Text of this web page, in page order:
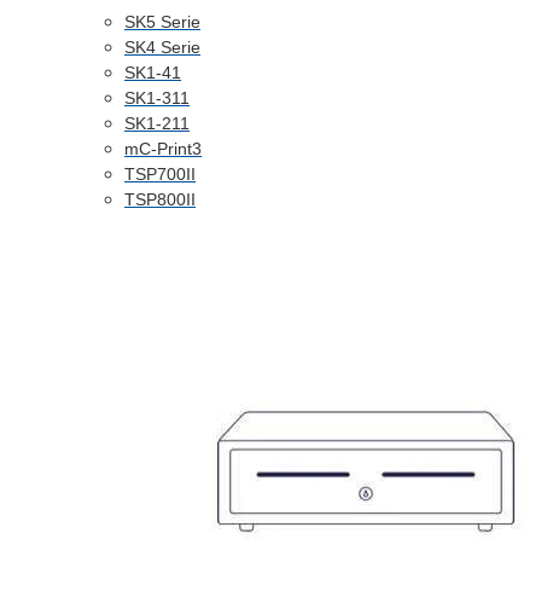
SK5 Serie
SK4 Serie
SK1-41
SK1-311
SK1-211
mC-Print3
TSP700II
TSP800II